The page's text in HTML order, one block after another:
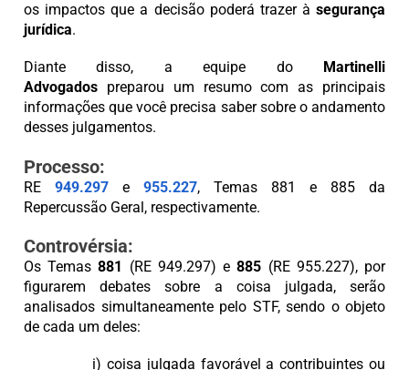
os impactos que a decisão poderá trazer à segurança
jurídica.
Diante disso, a equipe do
Martinelli
Advogados preparou um resumo com as principais
informações que você precisa saber sobre o andamento
desses julgamentos.
Processo:
RE 949.297 e 955.227, Temas 881 e 885 da
Repercussão Geral, respectivamente.
Controvérsia:
Os Temas881 (RE 949.297) e885 (RE 955.227), por
figurarem debates sobre a coisa julgada, serão
analisados simultaneamente pelo STF, sendo o objeto
de cada um deles:
i) coisa julgada favorável a contribuintes ou